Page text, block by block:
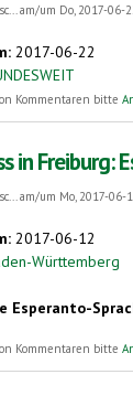
am/um Do, 2017-06-
2017-06-22
Zum Esperanto-
Kommentaren bitte
in
am/um Mo, 2017-06-
2017-06-12
Württemberg
Esperanto-
in Freiburg:
Kommentaren bitte